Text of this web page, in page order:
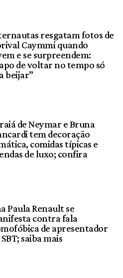
resgatam fotos de
Caymmi quando
e se surpreendem:
de voltar no tempo só
beijar”
de Neymar e Bruna
tem decoração
comidas típicas e
de luxo; confira
Paula Renault se
contra fala
de apresentador
saiba mais